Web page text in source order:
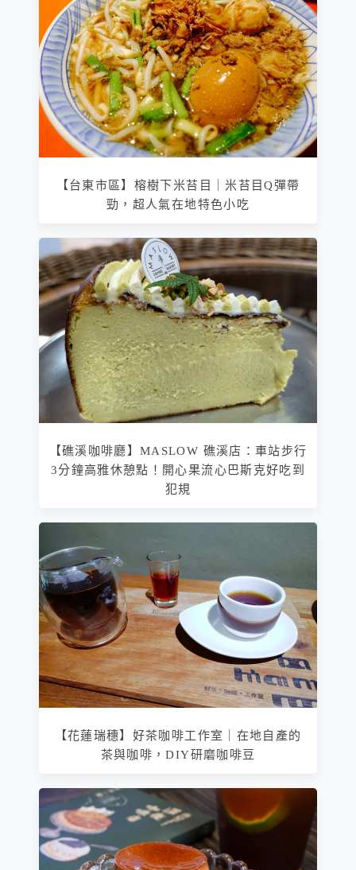
【台東市區】榕樹下米苔目｜米苔目Q彈帶
勁，超人氣在地特色小吃
【礁溪咖啡廳】MASLOW 礁溪店：車站步行
3分鐘高雅休憩點！開心果流心巴斯克好吃到
犯規
【花蓮瑞穗】好茶咖啡工作室｜在地自產的
茶與咖啡，DIY研磨咖啡豆